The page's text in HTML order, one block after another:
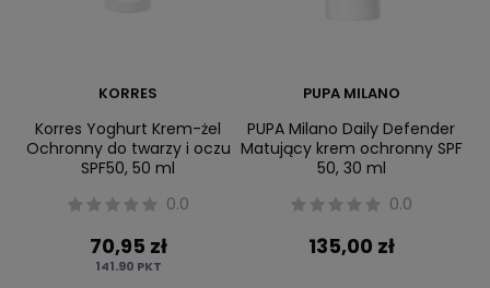
KORRES
Korres Yoghurt Krem-żel
Ochronny do twarzy i oczu
SPF50, 50 ml
0.0
70,95 zł
141.90 PKT
PUPA MILANO
PUPA Milano Daily Defender
Matujący krem ochronny SPF
50, 30 ml
0.0
135,00 zł